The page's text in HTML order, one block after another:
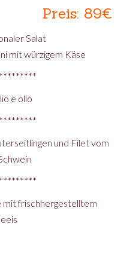
Preis: 89€
Salat
mit würzigem Käse
e olio
und Filet vom
frischhergestelltem